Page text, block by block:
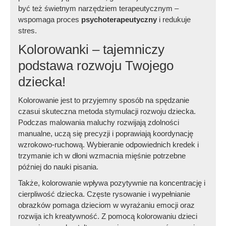
być też świetnym narzędziem terapeutycznym –
wspomaga proces psychoterapeutyczny i redukuje
stres.
Kolorowanki – tajemniczy
podstawa rozwoju Twojego
dziecka!
Kolorowanie jest to przyjemny sposób na spędzanie
czasui skuteczna metoda stymulacji rozwoju dziecka.
Podczas malowania maluchy rozwijają zdolności
manualne, uczą się precyzji i poprawiają koordynację
wzrokowo-ruchową. Wybieranie odpowiednich kredek i
trzymanie ich w dłoni wzmacnia mięśnie potrzebne
później do nauki pisania.
Także, kolorowanie wpływa pozytywnie na koncentrację i
cierpliwość dziecka. Częste rysowanie i wypełnianie
obrazków pomaga dzieciom w wyrażaniu emocji oraz
rozwija ich kreatywność. Z pomocą kolorowaniu dzieci